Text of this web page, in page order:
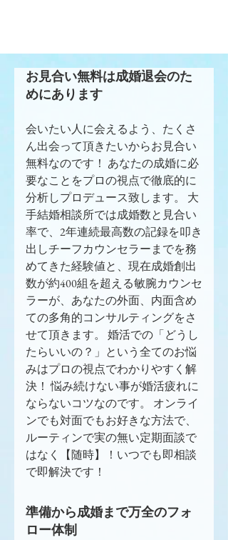
お見合い無料は成婚退会のた
めにあります
​会いたい人に会えるよう、たくさ
ん出会って頂きたいからお見合い
無料なのです！ あなたの成婚に必
要なことをプロの視点で徹底的に
分析しプロデュース致します。 大
手結婚相談所では成婚数と見合い
率で、2年連続最高数の記録を叩き
出しチーフカウンセラーまでを務
めてきた経験値と、現在成婚創出
数が約400組を超える敏腕カウンセ
ラーが、あなたの外面、内面含め
ての多角的コンサルティングをさ
せて頂きます。 婚活での「どうし
たらいいの？」という全てのお悩
みはプロの視点でわかりやすく解
決！ 悩み続けない事が婚活疲れに
ならないコツなのです。 オンライ
ンでも対面でもお好きな方法で、
ルーティンで実の無い定期面談で
はなく【随時】！いつでも即相談
で即解決です！
準備から成婚まで万全のフォ
ロー体制